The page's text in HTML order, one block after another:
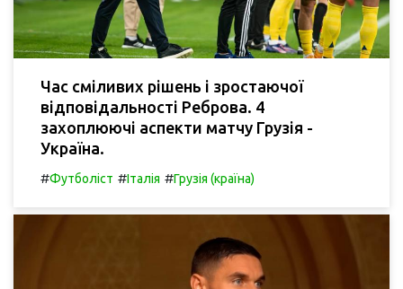
Час сміливих рішень і зростаючої
відповідальності Реброва. 4
захоплюючі аспекти матчу Грузія -
Україна.
#Футболіст #Італія #Грузія (країна)